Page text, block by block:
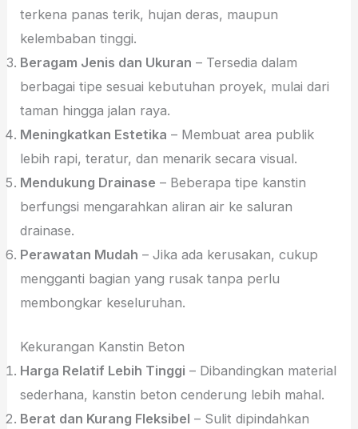
terkena panas terik, hujan deras, maupun
kelembaban tinggi.
Beragam Jenis dan Ukuran – Tersedia dalam
berbagai tipe sesuai kebutuhan proyek, mulai dari
taman hingga jalan raya.
Meningkatkan Estetika – Membuat area publik
lebih rapi, teratur, dan menarik secara visual.
Mendukung Drainase – Beberapa tipe kanstin
berfungsi mengarahkan aliran air ke saluran
drainase.
Perawatan Mudah – Jika ada kerusakan, cukup
mengganti bagian yang rusak tanpa perlu
membongkar keseluruhan.
Kekurangan Kanstin Beton
Harga Relatif Lebih Tinggi – Dibandingkan material
sederhana, kanstin beton cenderung lebih mahal.
Berat dan Kurang Fleksibel – Sulit dipindahkan